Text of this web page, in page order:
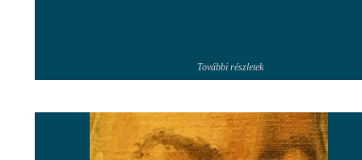
További részletek